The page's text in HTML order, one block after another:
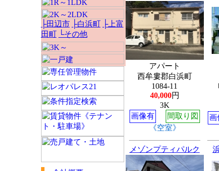
├田辺市 ├白浜町
├上富
田町 └その他
アパート
西牟婁郡白浜町
1084-11
40,000円
3K
画像有
間取り図
《空室》
画
メゾンプティパルク